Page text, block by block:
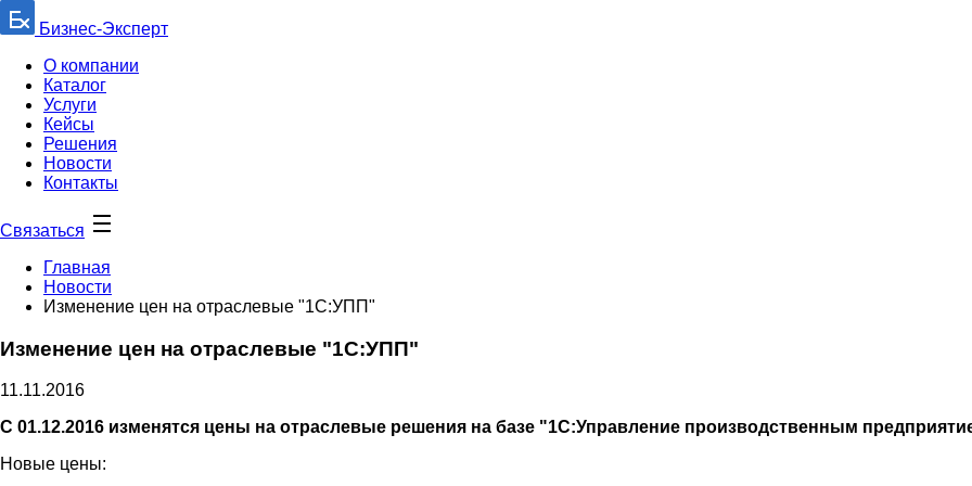
Бизнес-Эксперт
О компании
Каталог
Услуги
Кейсы
Решения
Новости
Контакты
Связаться
Главная
Новости
Изменение цен на отраслевые "1С:УПП"
Изменение цен на отраслевые "1С:УПП"
11.11.2016
С 01.12.2016 изменятся цены на отраслевые решения на базе "1С:Управление производственным
Новые цены: